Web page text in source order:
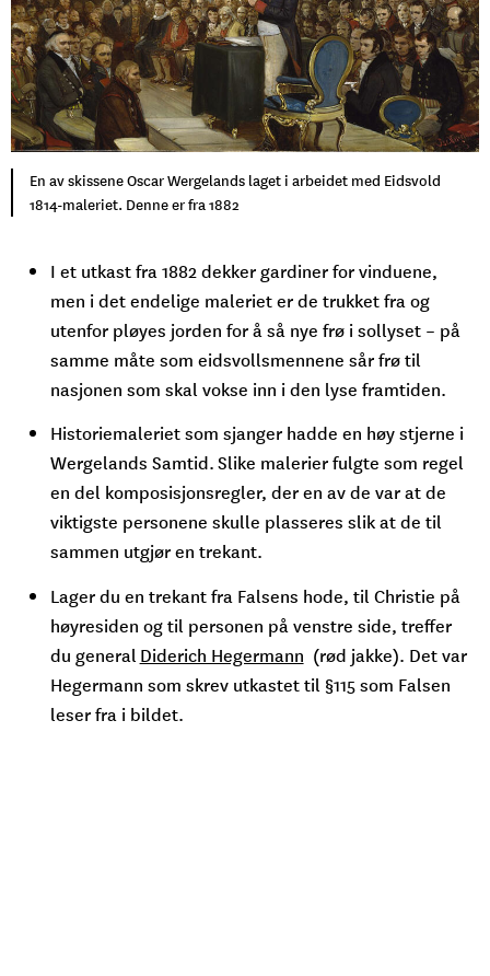
En av skissene Oscar Wergelands laget i arbeidet med Eidsvold
1814-maleriet. Denne er fra 1882
I et utkast fra 1882 dekker gardiner for vinduene,
men i det endelige maleriet er de trukket fra og
utenfor pløyes jorden for å så nye frø i sollyset – på
samme måte som eidsvollsmennene sår frø til
nasjonen som skal vokse inn i den lyse framtiden.
Historiemaleriet som sjanger hadde en høy stjerne i
Wergelands Samtid. Slike malerier fulgte som regel
en del komposisjonsregler, der en av de var at de
viktigste personene skulle plasseres slik at de til
sammen utgjør en trekant.
Lager du en trekant fra Falsens hode, til Christie på
høyresiden og til personen på venstre side, treffer
du general Diderich Hegermann (rød jakke). Det var
Hegermann som skrev utkastet til §115 som Falsen
leser fra i bildet.